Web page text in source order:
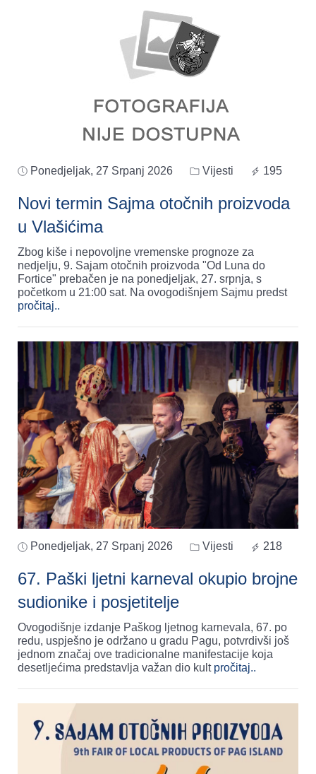
Ponedjeljak, 27 Srpanj 2026 Vijesti 195
Novi termin Sajma otočnih proizvoda
u Vlašićima
Zbog kiše i nepovoljne vremenske prognoze za
nedjelju, 9. Sajam otočnih proizvoda "Od Luna do
Fortice" prebačen je na ponedjeljak, 27. srpnja, s
početkom u 21:00 sat. Na ovogodišnjem Sajmu predst
pročitaj..
Ponedjeljak, 27 Srpanj 2026 Vijesti 218
67. Paški ljetni karneval okupio brojne
sudionike i posjetitelje
Ovogodišnje izdanje Paškog ljetnog karnevala, 67. po
redu, uspješno je održano u gradu Pagu, potvrdivši još
jednom značaj ove tradicionalne manifestacije koja
desetljećima predstavlja važan dio kult pročitaj..